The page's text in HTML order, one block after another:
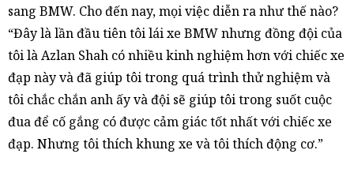
sang BMW. Cho đến nay, mọi việc diễn ra như thế nào?
“Đây là lần đầu tiên tôi lái xe BMW nhưng đồng đội của
tôi là Azlan Shah có nhiều kinh nghiệm hơn với chiếc xe
đạp này và đã giúp tôi trong quá trình thử nghiệm và
tôi chắc chắn anh ấy và đội sẽ giúp tôi trong suốt cuộc
đua để cố gắng có được cảm giác tốt nhất với chiếc xe
đạp. Nhưng tôi thích khung xe và tôi thích động cơ.”